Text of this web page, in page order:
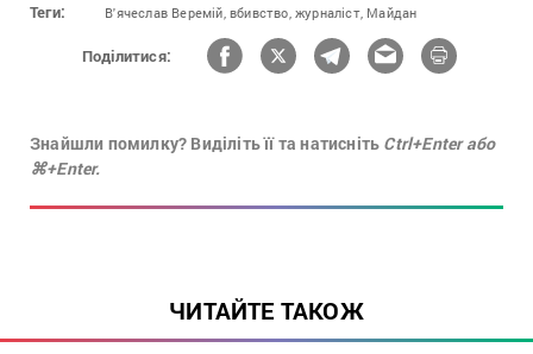
Теги: В'ячеслав Веремій, вбивство, журналіст, Майдан
Поділитися:
Знайшли помилку? Виділіть її та натисніть Ctrl+Enter або
⌘+Enter.
ЧИТАЙТЕ ТАКОЖ